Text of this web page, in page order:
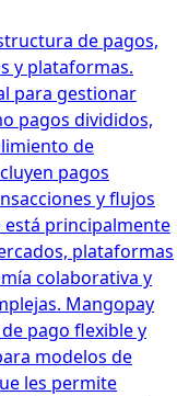
de pagos,
y plataformas.
para gestionar
pagos divididos,
de
pagos
y flujos
está principalmente
plataformas
colaborativa y
Mangopay
pago flexible y
modelos de
les permite